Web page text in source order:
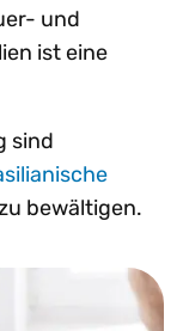
und
ist eine
sind
bewältigen.